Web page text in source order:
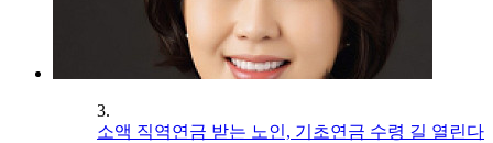
3.
소액 직역연금 받는 노인, 기초연금 수령 길 열린다